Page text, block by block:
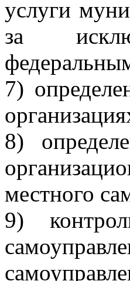
услуги
за
7)
8)
местного
9)